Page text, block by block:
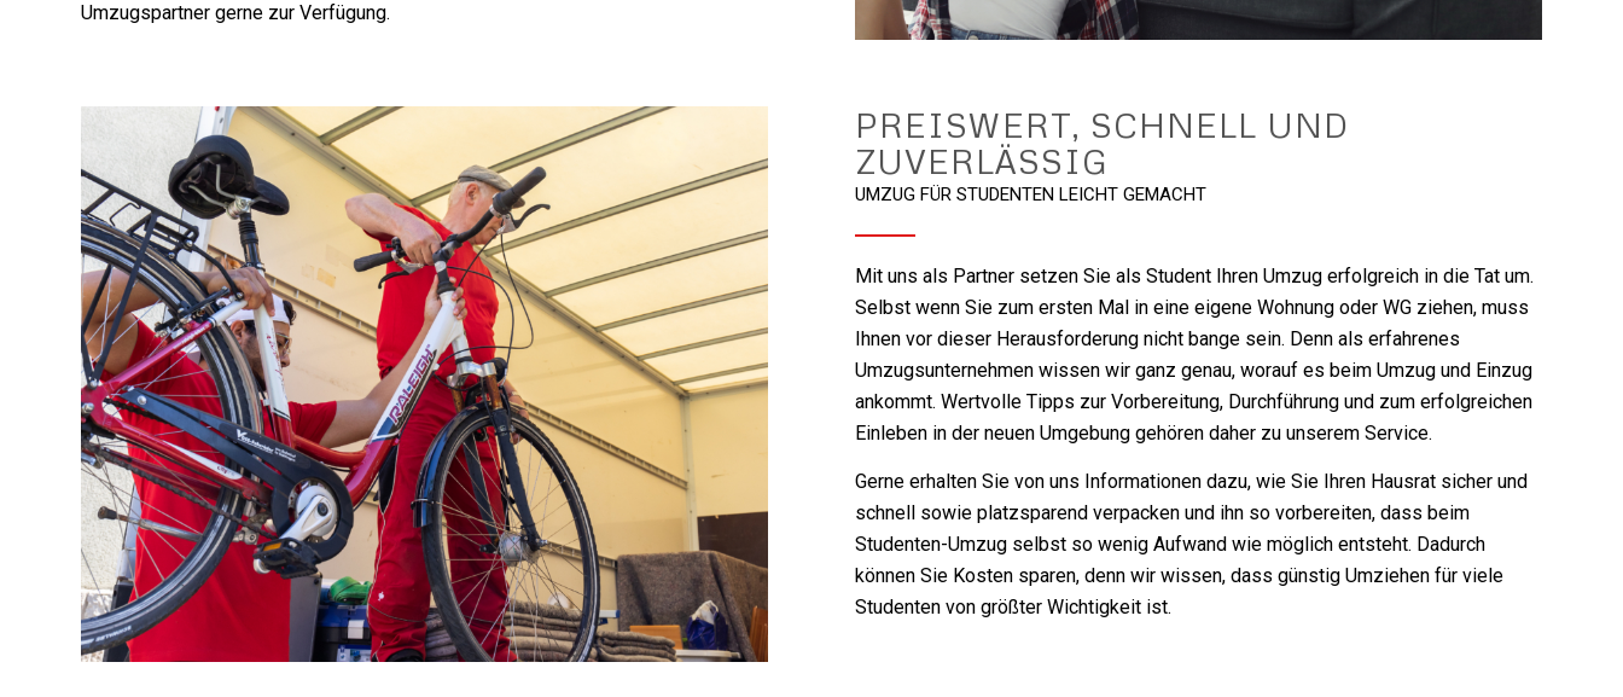
Umzugspartner gerne zur Verfügung.
PREISWERT, SCHNELL UND
ZUVERLÄSSIG
UMZUG FÜR STUDENTEN LEICHT GEMACHT
Mit uns als Partner setzen Sie als Student Ihren Umzug erfolgreich in die Tat um.
Selbst wenn Sie zum ersten Mal in eine eigene Wohnung oder WG ziehen, muss
Ihnen vor dieser Herausforderung nicht bange sein. Denn als erfahrenes
Umzugsunternehmen wissen wir ganz genau, worauf es beim Umzug und Einzug
ankommt. Wertvolle Tipps zur Vorbereitung, Durchführung und zum erfolgreichen
Einleben in der neuen Umgebung gehören daher zu unserem Service.
Gerne erhalten Sie von uns Informationen dazu, wie Sie Ihren Hausrat sicher und
schnell sowie platzsparend verpacken und ihn so vorbereiten, dass beim
Studenten-Umzug selbst so wenig Aufwand wie möglich entsteht. Dadurch
können Sie Kosten sparen, denn wir wissen, dass günstig Umziehen für viele
Studenten von größter Wichtigkeit ist.